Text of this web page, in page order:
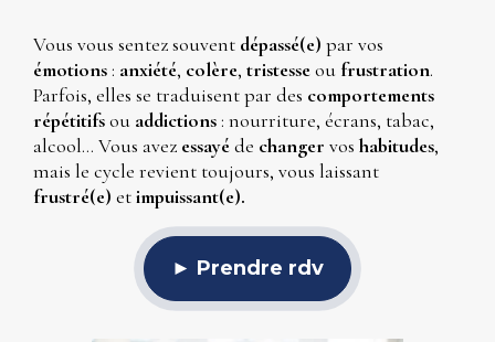
Vous vous sentez souvent dépassé(e)
émotions : anxiété, colère, tristesse ou frustration.
Parfois, elles se traduisent par des comportements
répétitifs ou addictions : nourriture, écrans, tabac,
alcool… Vous avez essayé de changer vos habitudes,
mais le cycle revient toujours, vous laissant
frustré(e) et impuissant(e).
► Prendre rdv